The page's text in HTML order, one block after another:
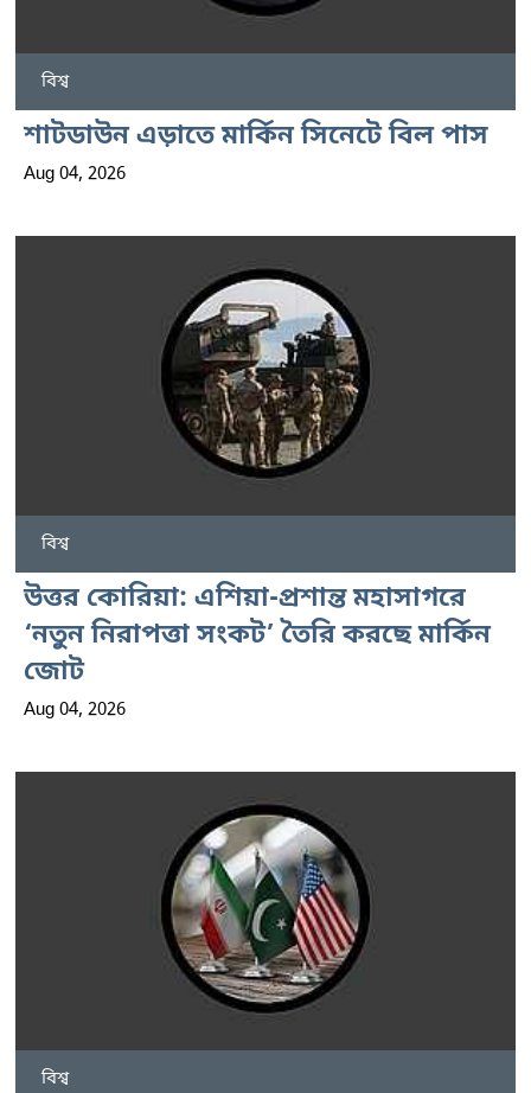
বিশ্ব
শাটডাউন এড়াতে মার্কিন সিনেটে বিল পাস
Aug 04, 2026
বিশ্ব
উত্তর কোরিয়া: এশিয়া-প্রশান্ত মহাসাগরে
‘নতুন নিরাপত্তা সংকট’ তৈরি করছে মার্কিন
জোট
Aug 04, 2026
বিশ্ব